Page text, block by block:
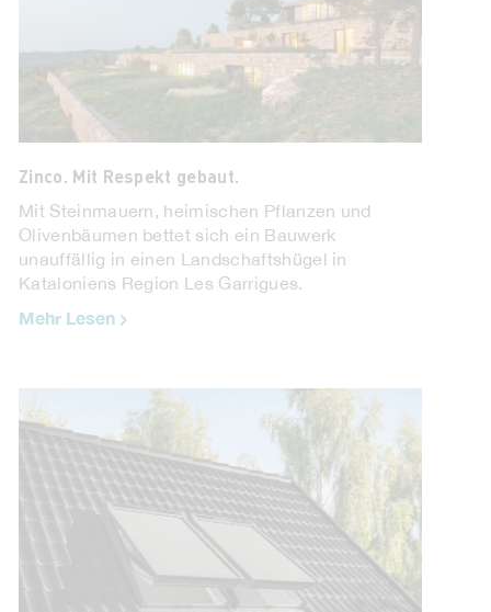
Zinco. Mit Respekt gebaut.
Mit Steinmauern, heimischen Pflanzen und
Olivenbäumen bettet sich ein Bauwerk
unauffällig in einen Landschaftshügel in
Kataloniens Region Les Garrigues.
Mehr Lesen